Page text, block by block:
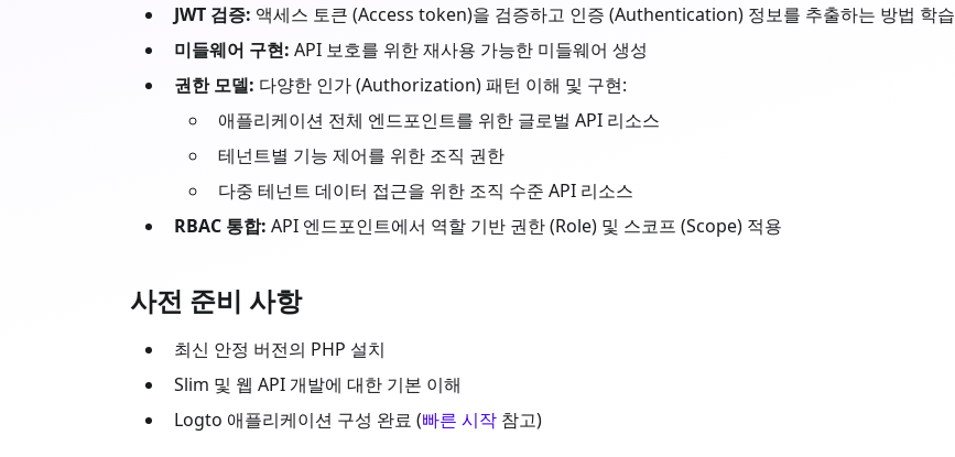
JWT 검증: 액세스 토큰 (Access token)을 검증하고 인증 (Authentication) 정보를 추출하는 방법 학습
미들웨어 구현: API 보호를 위한 재사용 가능한 미들웨어 생성
권한 모델: 다양한 인가 (Authorization) 패턴 이해 및 구현:
애플리케이션 전체 엔드포인트를 위한 글로벌 API 리소스
테넌트별 기능 제어를 위한 조직 권한
다중 테넌트 데이터 접근을 위한 조직 수준 API 리소스
RBAC 통합: API 엔드포인트에서 역할 기반 권한 (Role) 및 스코프 (Scope) 적용
사전 준비 사항
최신 안정 버전의 PHP 설치
Slim 및 웹 API 개발에 대한 기본 이해
Logto 애플리케이션 구성 완료 (빠른 시작 참고)